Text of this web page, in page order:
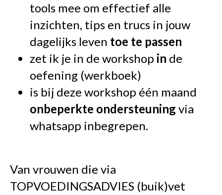
tools mee om effectief alle
inzichten, tips en trucs in jouw
dagelijks leven toe te passen
zet ik je in de workshop in de
oefening (werkboek)
is bij deze workshop één maand
onbeperkte ondersteuning via
whatsapp inbegrepen.
Van vrouwen die via
TOPVOEDINGSADVIES (buik)vet